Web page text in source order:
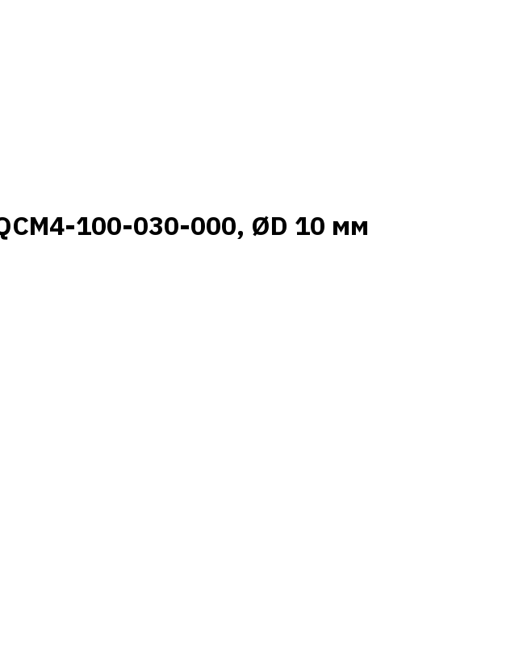
100-030-000, ØD 10 мм